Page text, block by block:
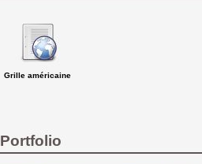
Grille américaine
Portfolio